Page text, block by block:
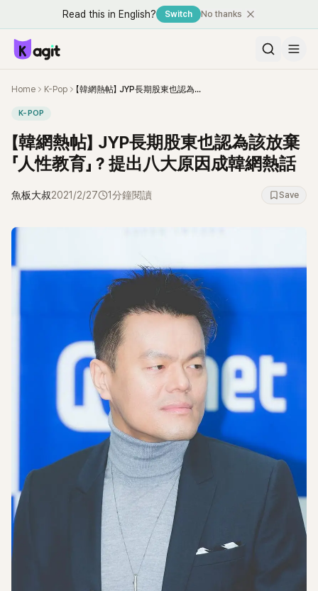
Read this in English? Switch No thanks
Home K-Pop 【韓網熱帖】 JYP長期股東也認為該放棄「人性教育」？提出八大原因成韓網熱話
K-POP
【韓網熱帖】 JYP長期股東也認為該放棄
「人性教育」？提出八大原因成韓網熱話
魚板大叔2021/2/27 1分鐘閱讀 Save